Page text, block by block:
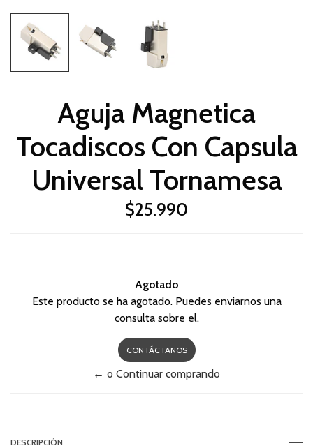
Aguja Magnetica
Tocadiscos Con Capsula
Universal Tornamesa
$25.990
Agotado
Este producto se ha agotado. Puedes enviarnos una
consulta sobre el.
CONTÁCTANOS
← o Continuar comprando
DESCRIPCIÓN